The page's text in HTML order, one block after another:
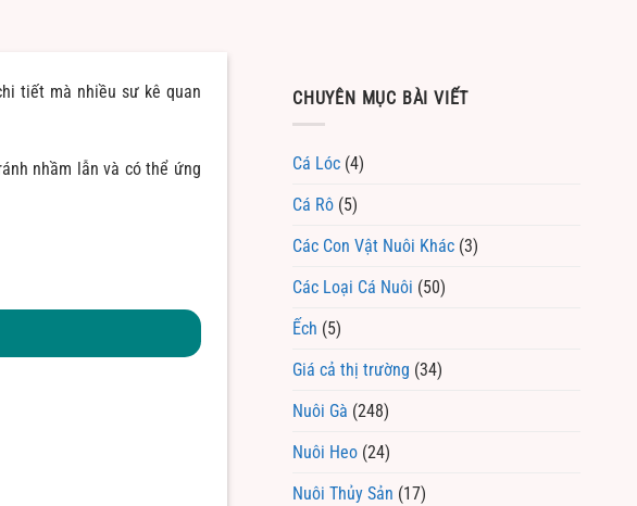
tiết mà nhiều sư kê quan
nhầm lẫn và có thể ứng
CHUYÊN MỤC BÀI VIẾT
Cá Lóc (4)
Cá Rô (5)
Các Con Vật Nuôi Khác (3)
Các Loại Cá Nuôi (50)
Ếch (5)
Giá cả thị trường (34)
Nuôi Gà (248)
Nuôi Heo (24)
Nuôi Thủy Sản (17)